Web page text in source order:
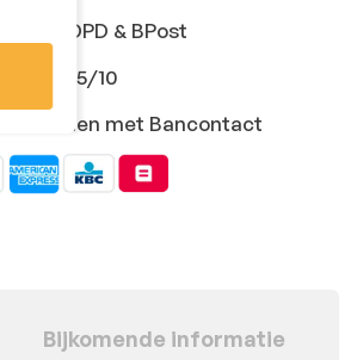
met DPD & BPost
ons 9,5/10
afrekenen met Bancontact
Bijkomende informatie